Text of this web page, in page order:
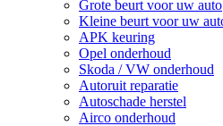
Grote beurt voor uw auto
Kleine beurt voor uw
APK keuring
Opel onderhoud
Skoda / VW onderhoud
Autoruit reparatie
Autoschade herstel
Airco onderhoud